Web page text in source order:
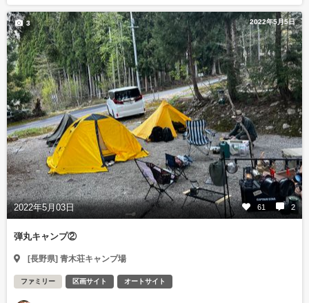
2022年5月5日
2022年5月03日 61 2
3
弾丸キャンプ②
[長野県] 青木荘キャンプ場
ファミリー 区画サイト オートサイト